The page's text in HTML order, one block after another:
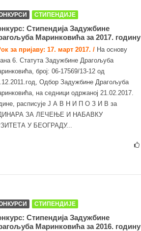
СТИПЕНДИЈЕ
Стипендија Задужбине
Маринковића за 2017. годину
за пријаву: 17. март 2017. / На основу
6. Статута Задужбине Драгољуба
број: 06-17569/13-12 од
Одбор Задужбине Драгољуба
на сeдници одржаној 21.02.2017.
расписује Ј А В Н И П О З И В за
ЗА ЛЕЧЕЊЕ И НАБАВКУ
У БЕОГРАДУ...
СТИПЕНДИЈЕ
Стипендија Задужбине
Маринковића за 2016. годину